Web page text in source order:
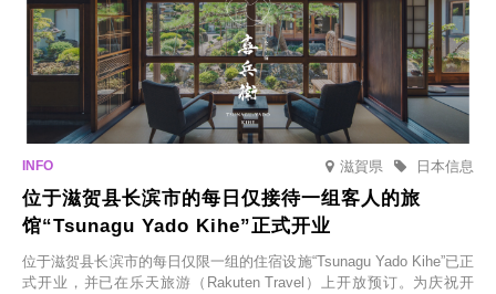
滋賀県 日本信息
位于滋贺县长滨市的每日仅接待一组客人的旅
馆“Tsunagu Yado Kihe”正式开业
位于滋贺县长滨市的每日仅限一组的住宿设施“Tsunagu Yado Kihe”已正
式开业，并已在乐天旅游（Rakuten Travel）上开放预订。为庆祝开